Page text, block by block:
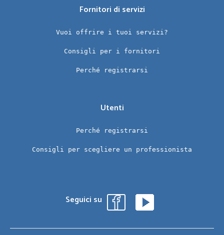
Fornitori di servizi
Vuoi offrire i tuoi servizi?
Consigli per i fornitori
Perché registrarsi
Utenti
Perché registrarsi
Consigli per scegliere un professionista
Seguici su